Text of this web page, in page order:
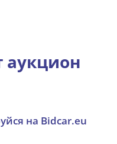
аукцион
на Bidcar.eu